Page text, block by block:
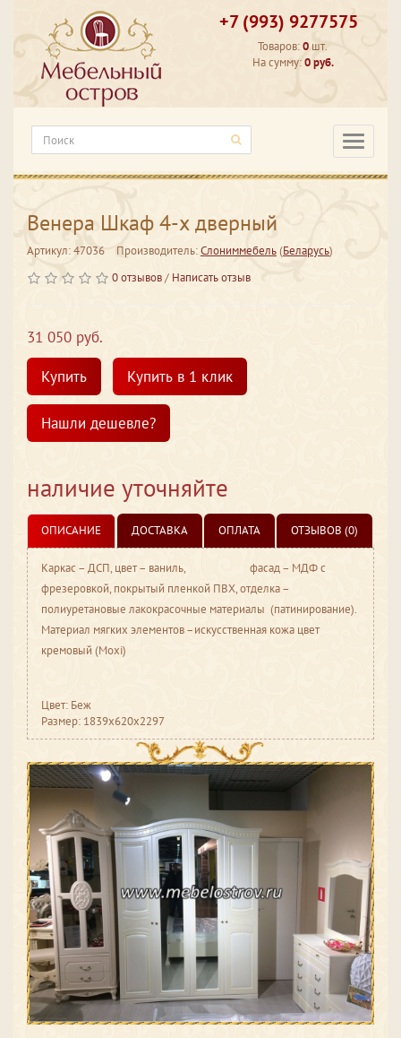
+7 (993) 9277575
Товаров:0 шт.
На сумму:0 руб.
Венера Шкаф 4-х дверный
Артикул: 47036 Производитель:Слониммебель(Беларусь)
0 отзывов/ Написать отзыв
31 050 руб.
Купить
Купить в 1 клик
Нашли дешевле?
наличие уточняйте
ОПИСАНИЕ ДОСТАВКА ОПЛАТА ОТЗЫВОВ (0)
Каркас – ДСП, цвет – ваниль, фасад – МДФ с
фрезеровкой, покрытый пленкой ПВХ, отделка –
полиуретановые лакокрасочные материалы (патинирование).
Материал мягких элементов –искусственная кожа цвет
кремовый (Moxi)
Цвет: Беж
Размер: 1839x620x2297